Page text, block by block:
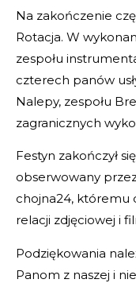
Na zakończenie
Rotacja. W
zespołu
czterech panów
Nalepy, zespołu
zagranicznych
Festyn zakończył
obserwowany
chojna24, któremu
relacji zdjęciowej i
Podziękowania
Panom z naszej i